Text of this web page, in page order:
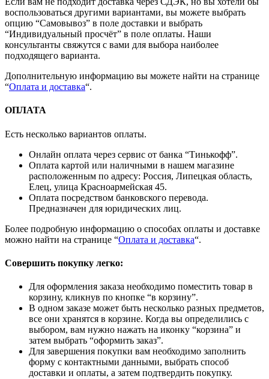
воспользоваться другими вариантами, вы можете выбрать
опцию “Самовывоз” в поле доставки и выбрать
“Индивидуальный просчёт” в поле оплаты. Наши
консультанты свяжутся с вами для выбора наиболее
подходящего варианта.
Дополнительную информацию вы можете найти на странице
“Оплата и доставка“.
ОПЛАТА
Есть несколько вариантов оплаты.
Онлайн оплата через сервис от банка “Тинькофф”.
Оплата картой или наличными в нашем магазине
расположенным по адресу: Россия, Липецкая область,
Елец, улица Красноармейская 45.
Оплата посредством банковского перевода.
Предназначен для юридических лиц.
Более подробную информацию о способах оплаты и доставке
можно найти на странице “Оплата и доставка“.
Совершить покупку легко:
Для оформления заказа необходимо поместить товар в
корзину, кликнув по кнопке “в корзину”.
В одном заказе может быть несколько разных предметов,
все они хранятся в корзине. Когда вы определились с
выбором, вам нужно нажать на иконку “корзина” и
затем выбрать “оформить заказ”.
Для завершения покупки вам необходимо заполнить
форму с контактными данными, выбрать способ
доставки и оплаты, а затем подтвердить покупку.